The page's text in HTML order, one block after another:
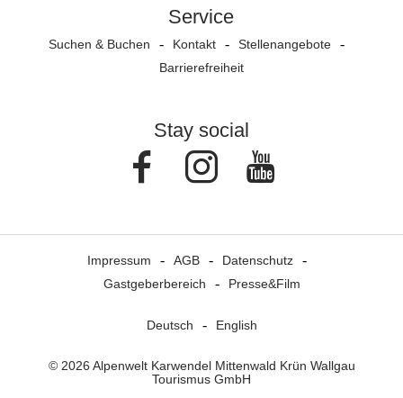
Service
Suchen & Buchen Kontakt
Stellenangebote
Barrierefreiheit
Stay social
FacebookInstagram
Impressum AGB
Datenschutz
Gastgeberbereich
Presse&Film
Deutsch English
© 2026 Alpenwelt Karwendel Mittenwald Krün Wallgau
Tourismus GmbH